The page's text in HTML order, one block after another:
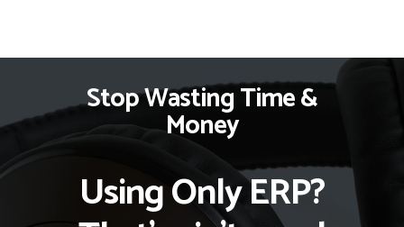
Stop Wasting Time &
Money
Using Only ERP?